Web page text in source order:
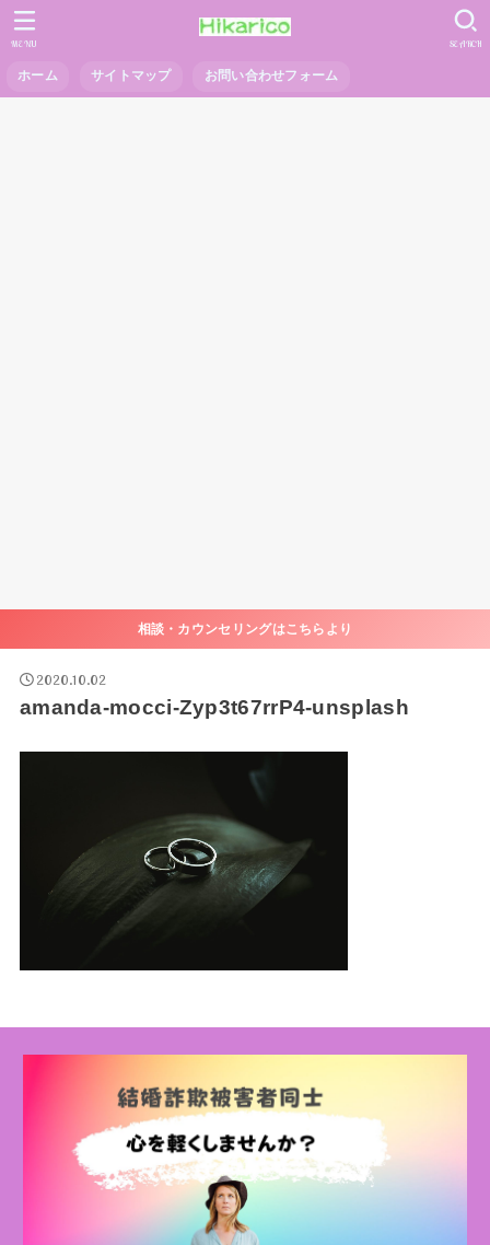
ホーム サイトマップ お問い合わせフォーム
SEARCH
MENU
相談・カウンセリングはこちらより
2020.10.02
amanda-mocci-Zyp3t67rrP4-unsplash